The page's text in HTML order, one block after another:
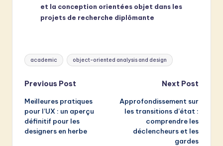
et la conception orientées objet dans les
projets de recherche diplômante
Tags:
academic object-oriented analysis and design
Post
navigation
Previous Post
Meilleures pratiques
pour l’UX : un aperçu
définitif pour les
designers en herbe
Next Post
Approfondissement sur
les transitions d’état :
comprendre les
déclencheurs et les
gardes